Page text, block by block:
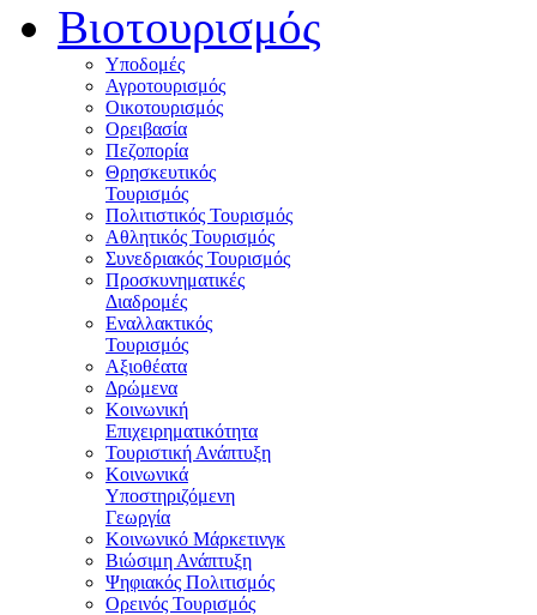
Βιοτουρισμός
Υποδομές
Αγροτουρισμός
Οικοτουρισμός
Ορειβασία
Πεζοπορία
Θρησκευτικός
Τουρισμός
Πολιτιστικός Τουρισμός
Αθλητικός Τουρισμός
Συνεδριακός Τουρισμός
Προσκυνηματικές
Διαδρομές
Εναλλακτικός
Τουρισμός
Αξιοθέατα
Δρώμενα
Κοινωνική
Επιχειρηματικότητα
Τουριστική Ανάπτυξη
Κοινωνικά
Υποστηριζόμενη
Γεωργία
Κοινωνικό Μάρκετινγκ
Βιώσιμη Ανάπτυξη
Ψηφιακός Πολιτισμός
Ορεινός Τουρισμός